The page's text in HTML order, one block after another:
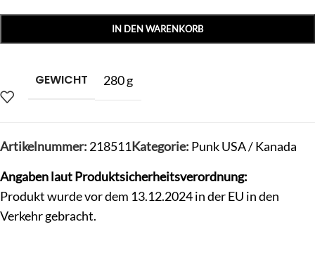
IN DEN WARENKORB
GEWICHT 280 g
Artikelnummer: 218511Kategorie: Punk USA / Kanada
Angaben laut Produktsicherheitsverordnung:
Produkt wurde vor dem 13.12.2024 in der EU in den
Verkehr gebracht.